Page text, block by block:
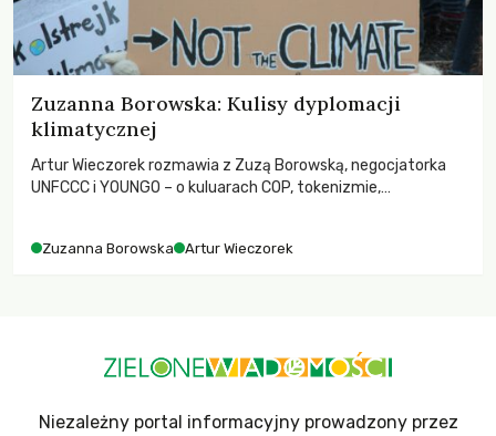
Zuzanna Borowska: Kulisy dyplomacji
klimatycznej
Artur Wieczorek rozmawia z Zuzą Borowską, negocjatorka
UNFCCC i YOUNGO – o kuluarach COP, tokenizmie,
Zuzanna Borowska Artur Wieczorek
Niezależny portal informacyjny prowadzony przez